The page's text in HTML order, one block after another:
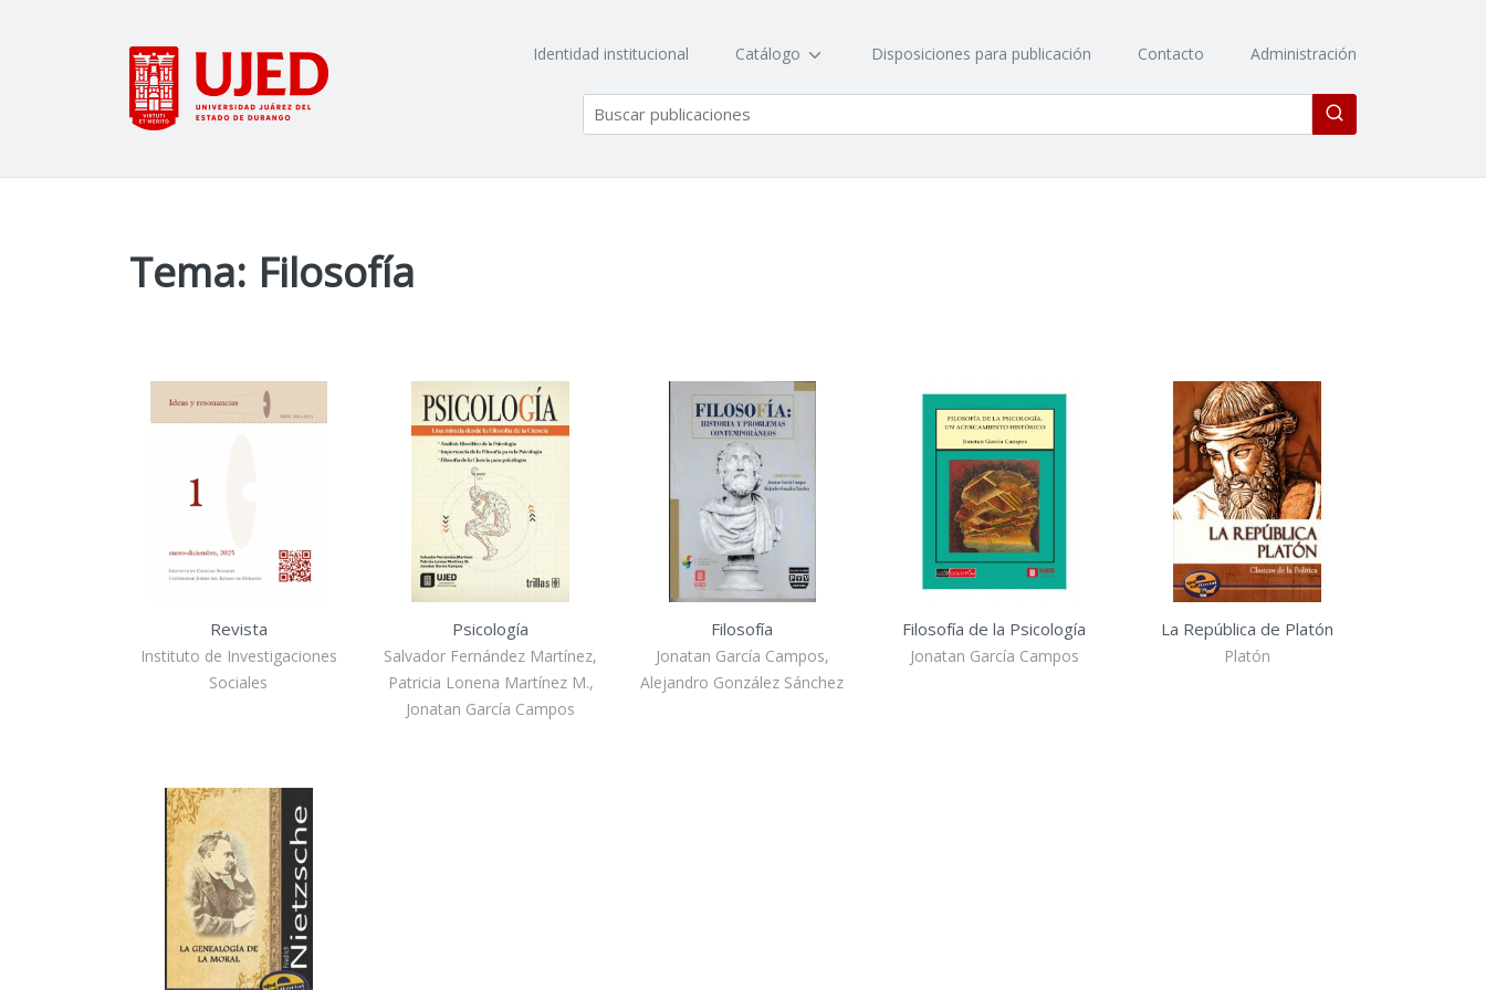
Identidad institucional Catálogo Disposiciones para publicación Contacto Administración
Tema: Filosofía
Revista
Instituto de Investigaciones
Sociales
Psicología
Salvador Fernández Martínez,
Patricia Lonena Martínez M.,
Jonatan García Campos
Filosofía
Jonatan García Campos,
Alejandro González Sánchez
Filosofía de la Psicología
Jonatan García Campos
La República de Platón
Platón